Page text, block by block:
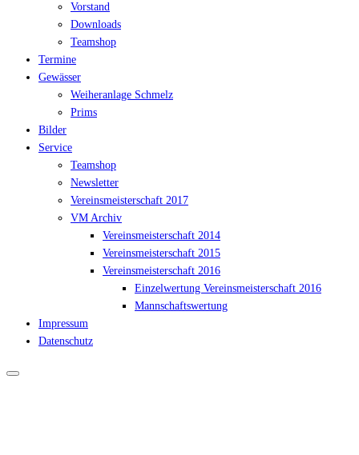
Vorstand
Downloads
Teamshop
Termine
Gewässer
Weiheranlage Schmelz
Prims
Bilder
Service
Teamshop
Newsletter
Vereinsmeisterschaft 2017
VM Archiv
Vereinsmeisterschaft 2014
Vereinsmeisterschaft 2015
Vereinsmeisterschaft 2016
Einzelwertung Vereinsmeisterschaft 2016
Mannschaftswertung
Impressum
Datenschutz